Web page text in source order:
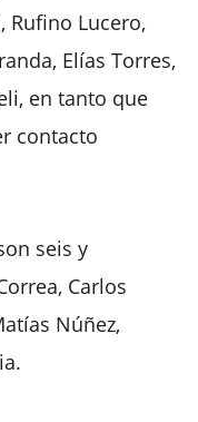
Rufino Lucero,
Elías Torres,
en tanto que
contacto
seis y
Carlos
Núñez,